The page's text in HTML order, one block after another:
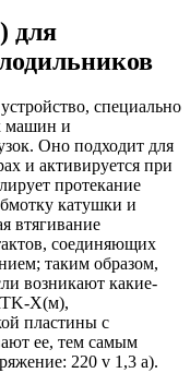
для
специально
машин и
Оно подходит для
и активируется при
протекание
катушки и
втягивание
соединяющих
таким образом,
возникают какие-
X(м),
пластины с
ее, тем самым
220 v 1,3 a).